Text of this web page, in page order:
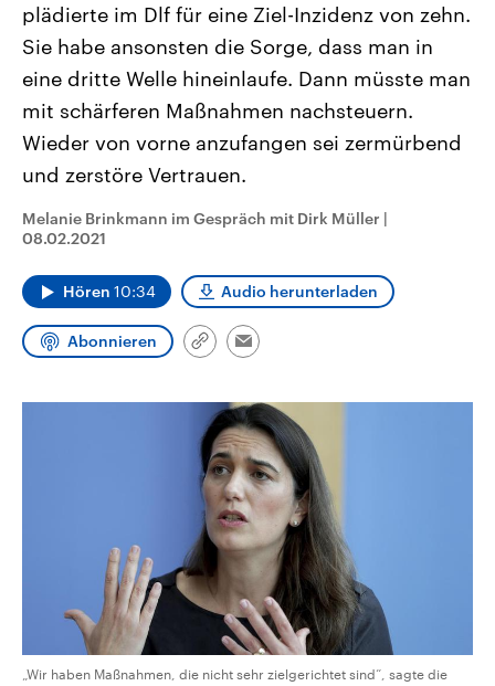
2026
Alle Informationen
Sachsen-Anhalt wählt am 6.
September 2026 einen neuen
Landtag. Seit 2021 wird das
Bundesland von einer Koalition aus
Umfragen, Prognosen,
und Hintergründe zu den Parteien
Wahl.
Aktuelle Beiträge,
Hintergründe
Wirtschaftlich und
gehören die Vereinigten
den mächtigsten Ländern
mit großem Einfluss auf
Sendungen Programm
Audio-Archiv
plädierte im Dlf für eine Ziel-Inzidenz von zehn.
Sie habe ansonsten die Sorge, dass man in
eine dritte Welle hineinlaufe. Dann müsste man
mit schärferen Maßnahmen nachsteuern.
Wieder von vorne anzufangen sei zermürbend
und zerstöre Vertrauen.
Melanie Brinkmann im Gespräch mit Dirk Müller |
08.02.2021
Hören 10:34 Audio herunterladen
Abonnieren
Link
Email
„Wir haben Maßnahmen, die nicht sehr zielgerichtet sind“, sagte die